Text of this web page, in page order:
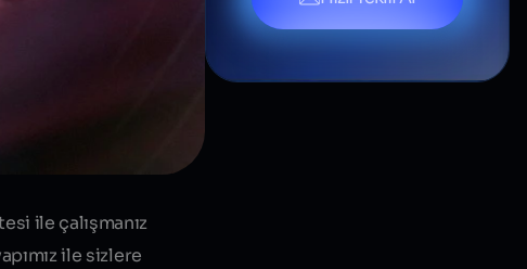
ile çalışmanız
ile sizlere